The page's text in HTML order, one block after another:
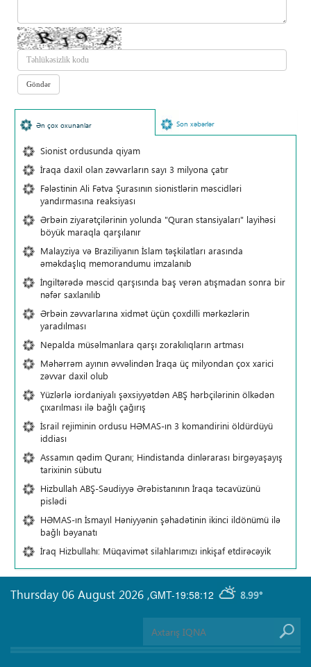
Ən çox oxunanlar Son xəbərlər
Sionist ordusunda qiyam
İraqa daxil olan zəvvarların sayı 3 milyona çatır
Fələstinin Ali Fətva Şurasının sionistlərin məscidləri
yandırmasına reaksiyası
Ərbəin ziyarətçilərinin yolunda "Quran stansiyaları" layihəsi
böyük maraqla qarşılanır
Malayziya və Braziliyanın İslam təşkilatları arasında
əməkdaşlıq memorandumu imzalanıb
İngiltərədə məscid qarşısında baş verən atışmadan sonra bir
nəfər saxlanılıb
Ərbəin zəvvarlarına xidmət üçün çoxdilli mərkəzlərin
yaradılması
Nepalda müsəlmanlara qarşı zorakılıqların artması
Məhərrəm ayının əvvəlindən İraqa üç milyondan çox xarici
zəvvar daxil olub
Yüzlərlə iordaniyalı şəxsiyyətdən ABŞ hərbçilərinin ölkədən
çıxarılması ilə bağlı çağırış
İsrail rejiminin ordusu HƏMAS-ın 3 komandirini öldürdüyü
iddiası
Assamın qədim Quranı; Hindistanda dinlərarası birgəyaşayış
tarixinin sübutu
Hizbullah ABŞ-Səudiyyə Ərəbistanının İraqa təcavüzünü
pislədi
HƏMAS-ın İsmayıl Həniyyənin şəhadətinin ikinci ildönümü ilə
bağlı bəyanatı
İraq Hizbullahı: Müqavimət silahlarımızı inkişaf etdirəcəyik
GMT-19:58:12 8.99°
Thursday 06 August 2026 ,